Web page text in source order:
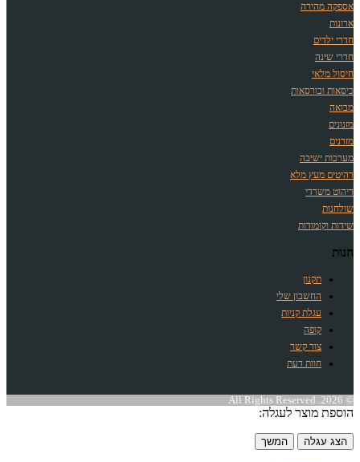
אספקה מהירה
ארונות
חדרי ילדים
חדרי שינה
חיסול מלאי
כיסאות וכורסאות
מבואה
מזנונים
מזרנים
מערכות ישיבה
רהיטים מעץ מלא
ריהוט משרדי
שולחנות
שידות וקומודות
חנות
תקנון
החשבון שלי
עגלת קניות
קופה
צור קשר
חוות דעת
© 2026. All Rights Reserved
הוספת מוצר לעגלה:
הצג עגלה המשך